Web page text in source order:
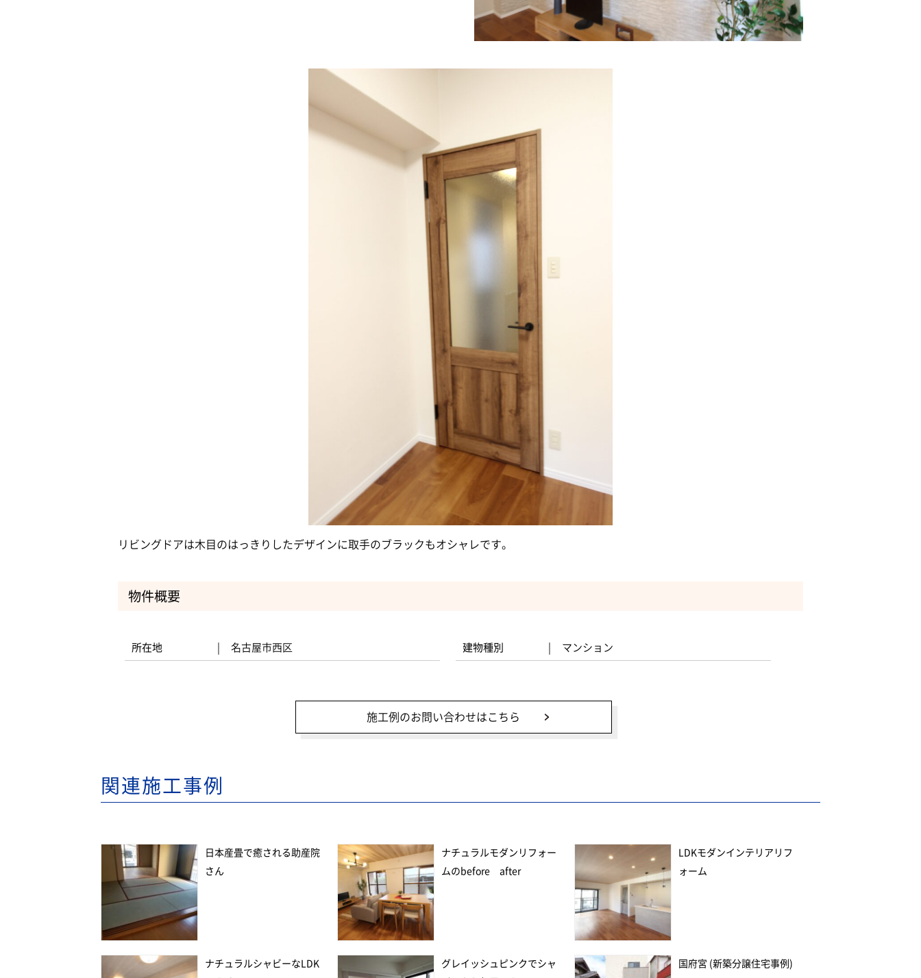
リビングドアは木目のはっきりしたデザインに取手のブラックもオシャレです。
物件概要
所在地 名古屋市西区 建物種別 マンション
施工例のお問い合わせはこちら
関連施工事例
日本産畳で癒される助産院
さん
ナチュラルモダンリフォー
ムのbefore after
LDKモダンインテリアリフ
ォーム
ナチュラルシャビーなLDK
グレイッシュピンクでシャ
国府宮 (新築分譲住宅事例)